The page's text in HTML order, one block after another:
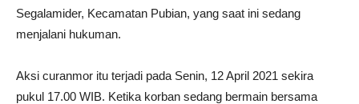
Segalamider, Kecamatan Pubian, yang saat ini sedang
menjalani hukuman.
Aksi curanmor itu terjadi pada Senin, 12 April 2021 sekira
pukul 17.00 WIB. Ketika korban sedang bermain bersama